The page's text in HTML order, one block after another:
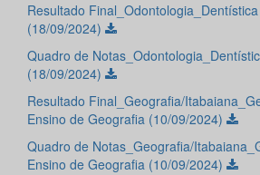
Resultado
(18/09/2024)
Quadro de
(18/09/2024)
Resultado Final_Geografia/
Ensino de Geografia (10/09/2024)
Quadro de Notas_Geografia/
Ensino de Geografia (10/09/2024)